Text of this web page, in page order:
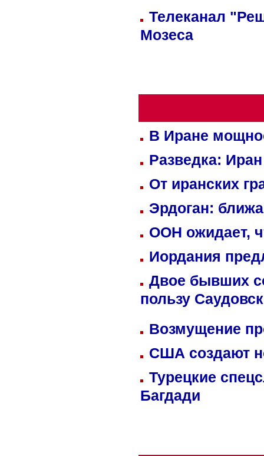
Телеканал
Мозеса
В Иране
Разведка:
От иранских
Эрдоган:
ООН ожидает,
Иордания
Двое бывших
пользу
Возмущение
США создают
Турецкие
Багдади